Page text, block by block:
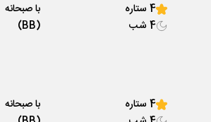
4 ستاره
4 شب
با صبحانه
(BB)
4 ستاره
با صبحانه